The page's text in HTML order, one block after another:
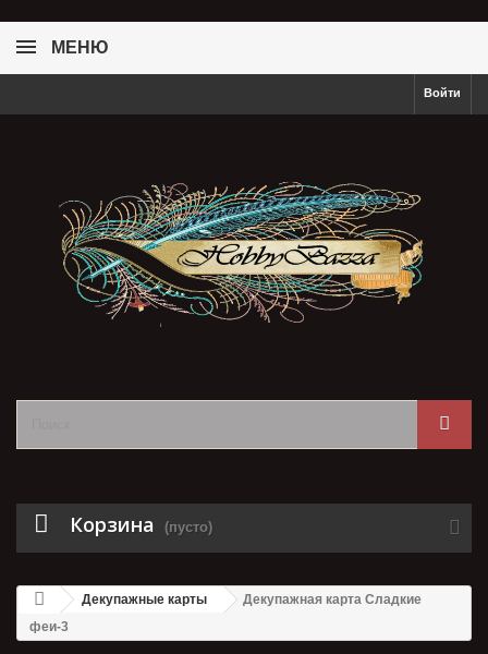
МЕНЮ
Войти
Корзина (пусто)
Декупажные карты
Декупажная карта Сладкие
феи-3